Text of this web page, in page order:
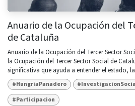
Anuario de la Ocupación del
de Cataluña
Anuario de la Ocupación del Tercer Sector
la Ocupación del Tercer Sector Social de
significativa que ayuda a entender el estado,
#HungriaPanadero
#Participacion